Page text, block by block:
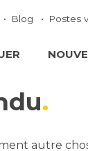
Blog Postes
autre